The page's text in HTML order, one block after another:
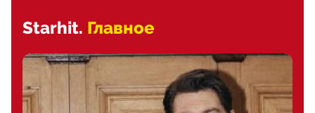
Starhit. Главное